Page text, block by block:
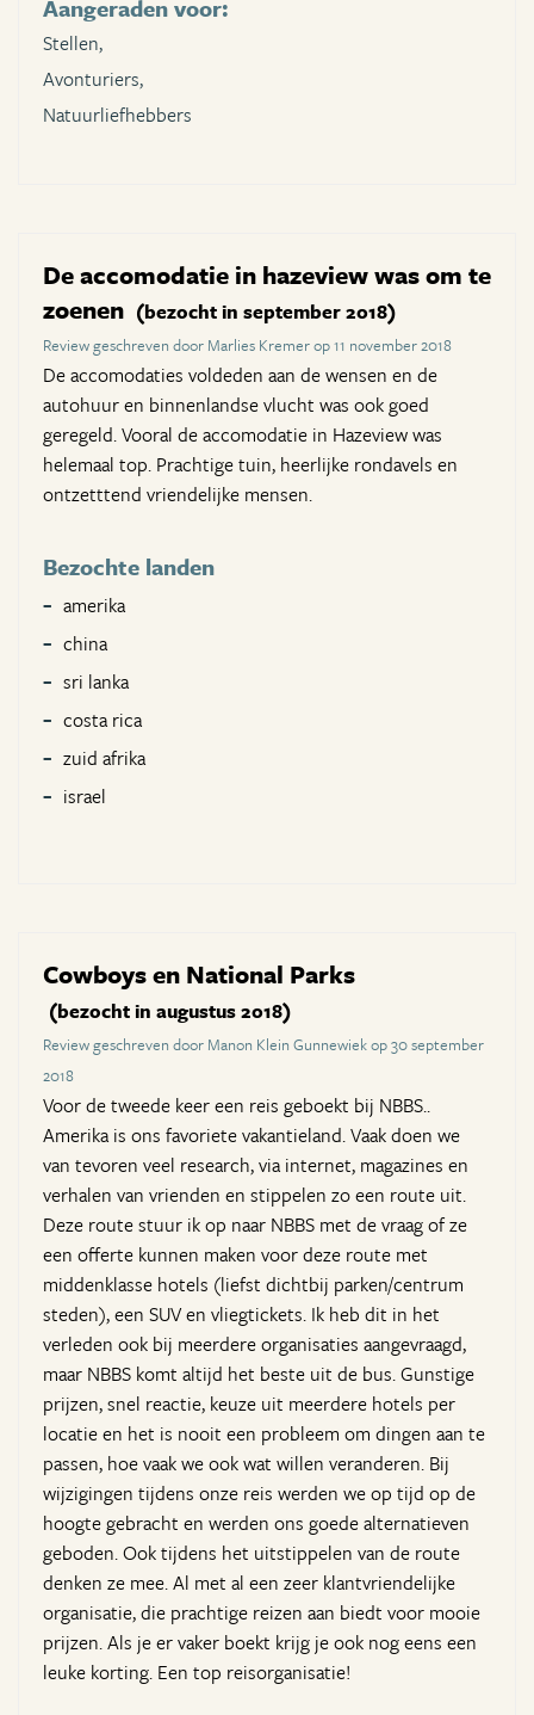
Aangeraden voor:
Stellen,
Avonturiers,
Natuurliefhebbers
De accomodatie in hazeview was om te
zoenen (bezocht in september 2018)
Review geschreven door Marlies Kremer op 11 november 2018
De accomodaties voldeden aan de wensen en de
autohuur en binnenlandse vlucht was ook goed
geregeld. Vooral de accomodatie in Hazeview was
helemaal top. Prachtige tuin, heerlijke rondavels en
ontzetttend vriendelijke mensen.
Bezochte landen
amerika
china
sri lanka
costa rica
zuid afrika
israel
Cowboys en National Parks
(bezocht in augustus 2018)
Review geschreven door Manon Klein Gunnewiek op 30 september
2018
Voor de tweede keer een reis geboekt bij NBBS..
Amerika is ons favoriete vakantieland. Vaak doen we
van tevoren veel research, via internet, magazines en
verhalen van vrienden en stippelen zo een route uit.
Deze route stuur ik op naar NBBS met de vraag of ze
een offerte kunnen maken voor deze route met
middenklasse hotels (liefst dichtbij parken/centrum
steden), een SUV en vliegtickets. Ik heb dit in het
verleden ook bij meerdere organisaties aangevraagd,
maar NBBS komt altijd het beste uit de bus. Gunstige
prijzen, snel reactie, keuze uit meerdere hotels per
locatie en het is nooit een probleem om dingen aan te
passen, hoe vaak we ook wat willen veranderen. Bij
wijzigingen tijdens onze reis werden we op tijd op de
hoogte gebracht en werden ons goede alternatieven
geboden. Ook tijdens het uitstippelen van de route
denken ze mee. Al met al een zeer klantvriendelijke
organisatie, die prachtige reizen aan biedt voor mooie
prijzen. Als je er vaker boekt krijg je ook nog eens een
leuke korting. Een top reisorganisatie!